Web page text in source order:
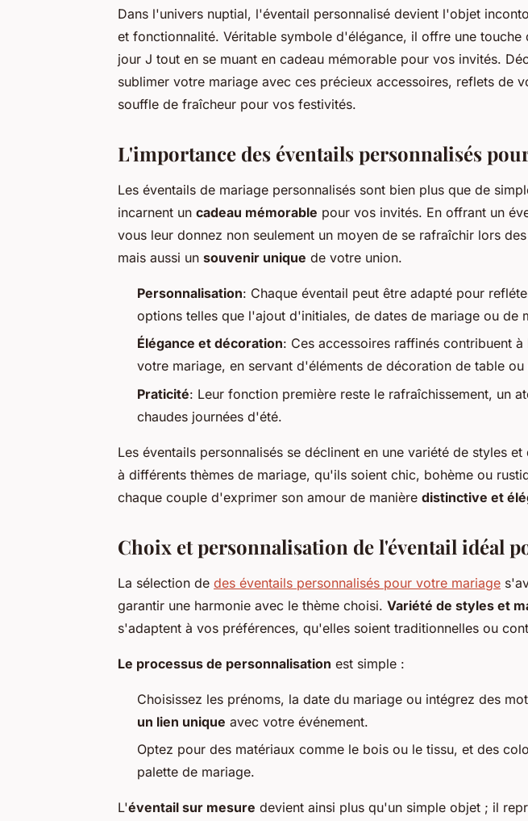
Dans l'univers nuptial, l'éventail personnalisé devient l'objet
et fonctionnalité. Véritable symbole d'élégance, il offre une
jour J tout en se muant en cadeau mémorable pour vos invités.
sublimer votre mariage avec ces précieux accessoires, reflets de
souffle de fraîcheur pour vos festivités.
L'importance des éventails personnalisés
Les éventails de mariage personnalisés sont bien plus que de
incarnent un cadeau mémorable pour vos invités. En offrant un
vous leur donnez non seulement un moyen de se rafraîchir lors
mais aussi un souvenir unique de votre union.
Personnalisation: Chaque éventail peut être adapté pour
options telles que l'ajout d'initiales, de dates de mariage ou de
Élégance et décoration: Ces accessoires raffinés contribuent
votre mariage, en servant d'éléments de décoration de table ou
Praticité: Leur fonction première reste le rafraîchissement, un
chaudes journées d'été.
Les éventails personnalisés se déclinent en une variété de styles
à différents thèmes de mariage, qu'ils soient chic, bohème ou
chaque couple d'exprimer son amour de manière distinctive et
Choix et personnalisation de l'éventail idéal
La sélection de des éventails personnalisés pour votre mariage
garantir une harmonie avec le thème choisi. Variété de styles et
s'adaptent à vos préférences, qu'elles soient traditionnelles ou
Le processus de personnalisation est simple :
Choisissez les prénoms, la date du mariage ou intégrez des
un lien unique avec votre événement.
Optez pour des matériaux comme le bois ou le tissu, et des
palette de mariage.
L'éventail sur mesure devient ainsi plus qu'un simple objet ; il